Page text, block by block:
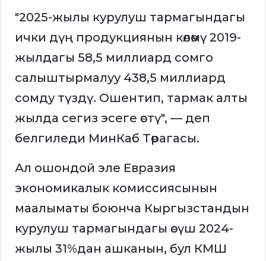
"2025-жылы курулуш тармагындагы
ички дүң продукциянын көлөмү 2019-
жылдагы 58,5 миллиард сомго
салыштырмалуу 438,5 миллиард
сомду түздү. Ошентип, тармак алты
жылда сегиз эсеге өстү", — деп
белгиледи МинКаб Төрагасы.
Ал ошондой эле Евразия
экономикалык комиссиясынын
маалыматы боюнча Кыргызстандын
курулуш тармагындагы өсүш 2024-
жылы 31%дан ашканын, бул КМШ